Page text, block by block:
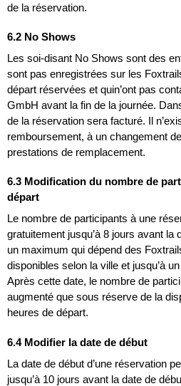
de la réservation.
6.2 No Shows
Les soi-disant No Shows sont des
sont pas enregistrées sur les
départ réservées et quin’ont pas
GmbH avant la fin de la journée.
de la réservation sera facturé. Il
remboursement, à un changement
prestations de remplacement.
6.3 Modification du nombre de
départ
Le nombre de participants à une
gratuitement jusqu’à 8 jours avant la
un maximum qui dépend des
disponibles selon la ville et jusqu’à
Après cette date, le nombre de
augmenté que sous réserve de la
heures de départ.
6.4 Modifier la date de début
La date de début d’une réservation
jusqu’à 10 jours avant la date de